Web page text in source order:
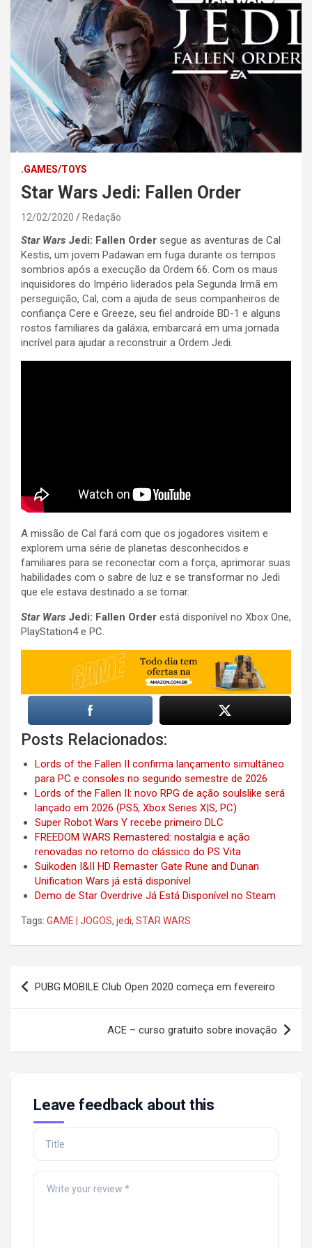
.GAMES/TOYS
Star Wars Jedi: Fallen Order
12/02/2020 Redação
Star Wars Jedi: Fallen Order segue as aventuras de Cal
Kestis, um jovem Padawan em fuga durante os tempos
sombrios após a execução da Ordem 66. Com os maus
inquisidores do Império liderados pela Segunda Irmã em
perseguição, Cal, com a ajuda de seus companheiros de
confiança Cere e Greeze, seu fiel androide BD-1 e alguns
rostos familiares da galáxia, embarcará em uma jornada
incrível para ajudar a reconstruir a Ordem Jedi.
A missão de Cal fará com que os jogadores visitem e
explorem uma série de planetas desconhecidos e
familiares para se reconectar com a força, aprimorar suas
habilidades com o sabre de luz e se transformar no Jedi
que ele estava destinado a se tornar.
Star Wars Jedi: Fallen Order está disponível no Xbox One,
PlayStation4 e PC.
Posts Relacionados:
Lords of the Fallen II confirma lançamento simultâneo
para PC e consoles no segundo semestre de 2026
Lords of the Fallen II: novo RPG de ação soulslike será
lançado em 2026 (PS5, Xbox Series X|S, PC)
Super Robot Wars Y recebe primeiro DLC
FREEDOM WARS Remastered: nostalgia e ação
renovadas no retorno do clássico do PS Vita
Suikoden I&II HD Remaster Gate Rune and Dunan
Unification Wars já está disponível
Demo de Star Overdrive Já Está Disponível no Steam
Tags: GAME | JOGOS, jedi, STAR WARS
Post
navigation
PUBG MOBILE Club Open 2020 começa em fevereiro
ACE – curso gratuito sobre inovação
Leave feedback about this